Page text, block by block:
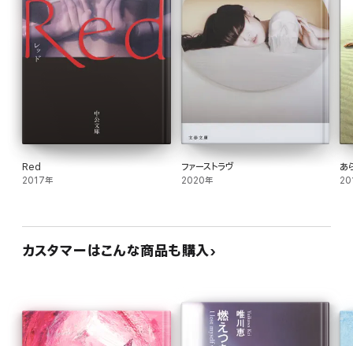
Red
2017年
ファーストラヴ
2020年
あ
カスタマーはこんな商品も購入